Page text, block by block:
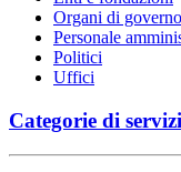
Organi di governo
Personale
Politici
Uffici
Categorie di